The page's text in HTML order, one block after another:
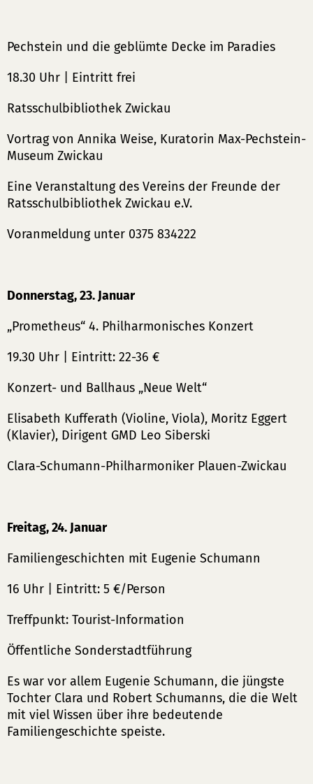
Pechstein und die geblümte Decke im Paradies
18.30 Uhr | Eintritt frei
Ratsschulbibliothek Zwickau
Vortrag von Annika Weise, Kuratorin Max-Pechstein-
Museum Zwickau
Eine Veranstaltung des Vereins der Freunde der
Ratsschulbibliothek Zwickau e.V.
Voranmeldung unter 0375 834222
Donnerstag, 23. Januar
„Prometheus“ 4. Philharmonisches Konzert
19.30 Uhr | Eintritt: 22-36 €
Konzert- und Ballhaus „Neue Welt“
Elisabeth Kufferath (Violine, Viola), Moritz Eggert
(Klavier), Dirigent GMD Leo Siberski
Clara-Schumann-Philharmoniker Plauen-Zwickau
Freitag, 24. Januar
Familiengeschichten mit Eugenie Schumann
16 Uhr | Eintritt: 5 €/Person
Treffpunkt: Tourist-Information
Öffentliche Sonderstadtführung
Es war vor allem Eugenie Schumann, die jüngste
Tochter Clara und Robert Schumanns, die die Welt
mit viel Wissen über ihre bedeutende
Familiengeschichte speiste.